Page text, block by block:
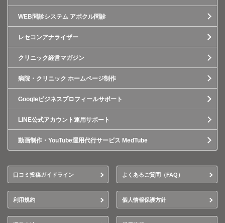
WEB問診システム アポクル問診
レセコンアナライザー
クリニック経営マガジン
病院・クリニック ホームページ制作
Googleビジネスプロフィールサポート
LINE公式アカウント運用サポート
動画制作・YouTube運用代行サービス MedTube
口コミ投稿ガイドライン よくあるご質問（FAQ）
利用規約 個人情報保護方針